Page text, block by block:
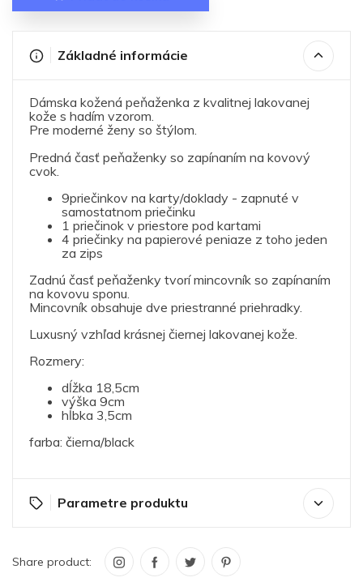
Základné informácie
Dámska kožená peňaženka z kvalitnej lakovanej
kože s hadím vzorom.
Pre moderné ženy so štýlom.
Predná časť peňaženky so zapínaním na kovový
cvok.
9priečinkov na karty/doklady - zapnuté v
samostatnom priečinku
1 priečinok v priestore pod kartami
4 priečinky na papierové peniaze z toho jeden
za zips
Zadnú časť peňaženky tvorí mincovník so zapínaním
na kovovu sponu.
Mincovník obsahuje dve priestranné priehradky.
Luxusný vzhľad krásnej čiernej lakovanej kože.
Rozmery:
dĺžka 18,5cm
výška 9cm
hĺbka 3,5cm
farba: čierna/black
Parametre produktu
Share product: